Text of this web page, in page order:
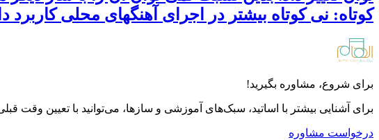
کوتاه: نی کوتاه بیشتر در اجرای آهنگهای محلی
برای شروع، مشاوره بگیرید!
برای آشنایی بیشتر با اساتید، سبک‌های آموزشی و سازها، می‌توانید با تعیین وقت
درخواست مشاوره